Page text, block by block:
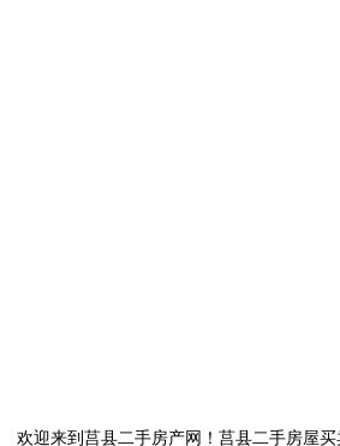
欢迎来到莒县二手房产网！莒县二手房屋